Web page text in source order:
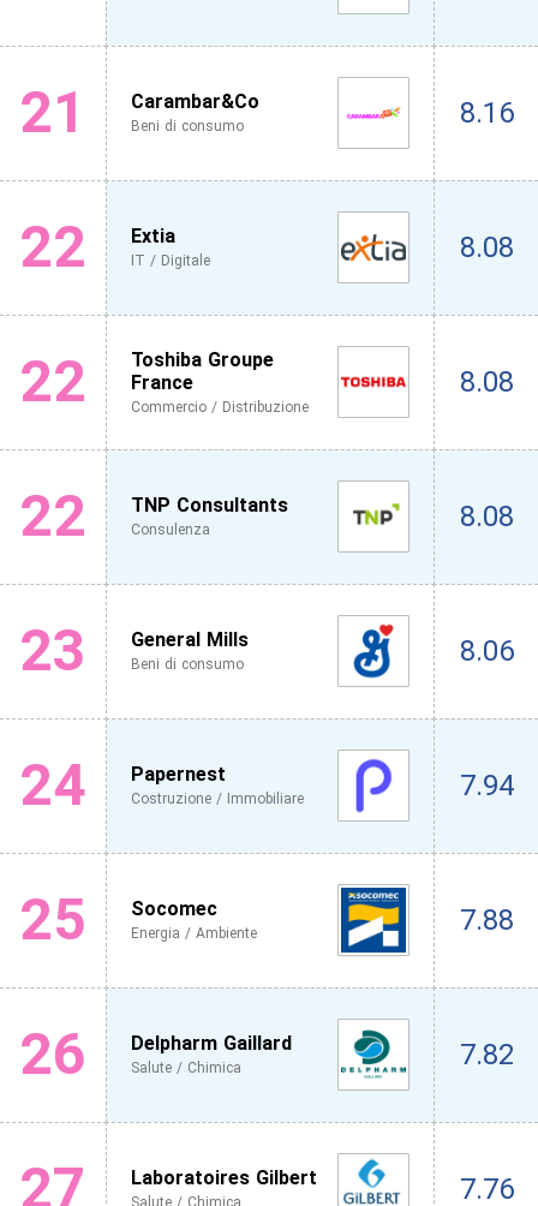
21 Carambar&Co
Beni di consumo 8.16
22 Extia
IT / Digitale 8.08
22
Toshiba Groupe
France
Commercio / Distribuzione
8.08
22 TNP Consultants
Consulenza 8.08
23 General Mills
Beni di consumo 8.06
24 Papernest
Costruzione / Immobiliare 7.94
25 Socomec
Energia / Ambiente 7.88
26 Delpharm Gaillard
Salute / Chimica 7.82
27 Laboratoires Gilbert 7.76